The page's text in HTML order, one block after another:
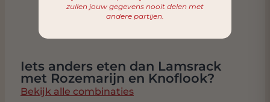
Iets anders eten dan Lamsrack
met Rozemarijn en Knoflook?
Bekijk alle combinaties
zullen jouw gegevens nooit delen met
andere partijen.